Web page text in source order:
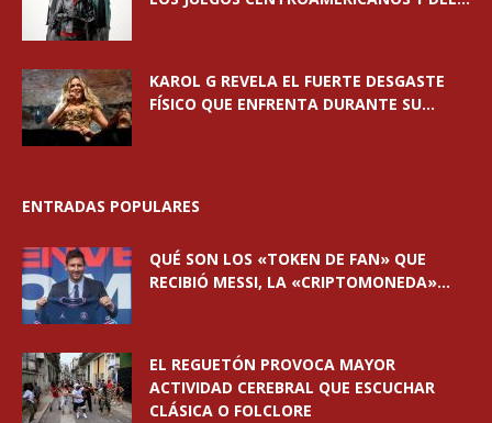
KAROL G REVELA EL FUERTE DESGASTE
FÍSICO QUE ENFRENTA DURANTE SU...
ENTRADAS POPULARES
QUÉ SON LOS «TOKEN DE FAN» QUE
RECIBIÓ MESSI, LA «CRIPTOMONEDA»...
EL REGUETÓN PROVOCA MAYOR
ACTIVIDAD CEREBRAL QUE ESCUCHAR
CLÁSICA O FOLCLORE